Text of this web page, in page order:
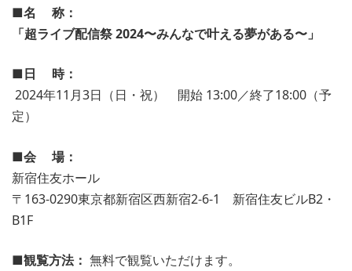
■名 称：
「超ライブ配信祭 2024〜みんなで叶える夢がある〜」
■日 時：
2024年11月3日（日・祝） 開始 13:00／終了18:00（予
定）
■会 場：
新宿住友ホール
〒163-0290東京都新宿区西新宿2-6-1 新宿住友ビルB2・
B1F
■観覧方法： 無料で観覧いただけます。